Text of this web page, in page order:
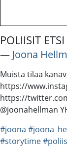
POLIISIT
― Joona
Muista tilaa
https://
https://
@joonahellman
#joona
#storytime